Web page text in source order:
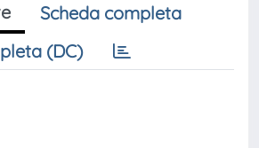
Scheda completa
(DC)